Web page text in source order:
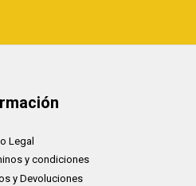
Legal
y condiciones
y Devoluciones